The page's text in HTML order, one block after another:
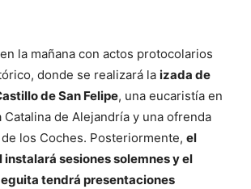
la mañana con actos protocolarios
donde se realizará la izada de
de San Felipe, una eucaristía en
Catalina de Alejandría y una ofrenda
los Coches. Posteriormente, el
sesiones solemnes y el
tendrá presentaciones